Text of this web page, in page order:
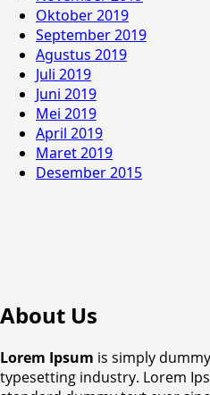
Oktober 2019
September 2019
Agustus 2019
Juli 2019
Juni 2019
Mei 2019
April 2019
Maret 2019
Desember 2015
About Us
Lorem Ipsum is simply
typesetting industry. Lorem